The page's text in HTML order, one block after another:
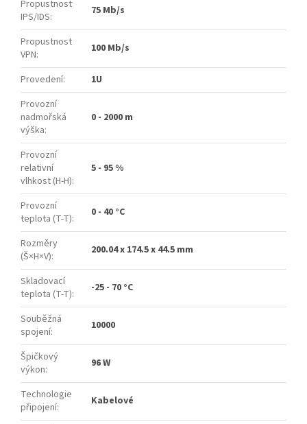
Propustnost
IPS/IDS: 75 Mb/s
Propustnost
VPN: 100 Mb/s
Provedení:
1U
Provozní
nadmořská
výška:
0 - 2000 m
Provozní
relativní
vlhkost (H-H):
5 - 95 %
Provozní
teplota (T-T): 0 - 40 °C
Rozměry
(Š×H×V): 200.04 x 174.5 x 44.5 mm
Skladovací
teplota (T-T): -25 - 70 °C
Souběžná
spojení: 10000
Špičkový
výkon: 96 W
Technologie
připojení: Kabelové